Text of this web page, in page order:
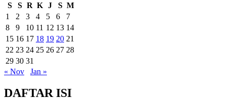
S
S R K J S M
1
2 3 4 5 6
7
8
9 10 11 12 13 14
15 16 17 18 19 20 21
22 23 24 25 26 27 28
29 30 31
« Nov
Jan »
DAFTAR ISI